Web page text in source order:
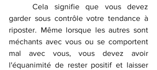
	Cela signifie que vous devez
garder sous contrôle votre tendance à
riposter. Même lorsque les autres sont
méchants avec vous ou se comportent
mal avec vous, vous devez avoir
l'équanimité de rester positif et laisser